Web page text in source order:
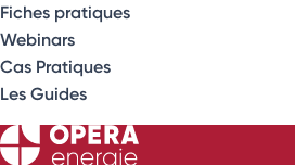
Fiches pratiques
Webinars
Cas Pratiques
Les Guides